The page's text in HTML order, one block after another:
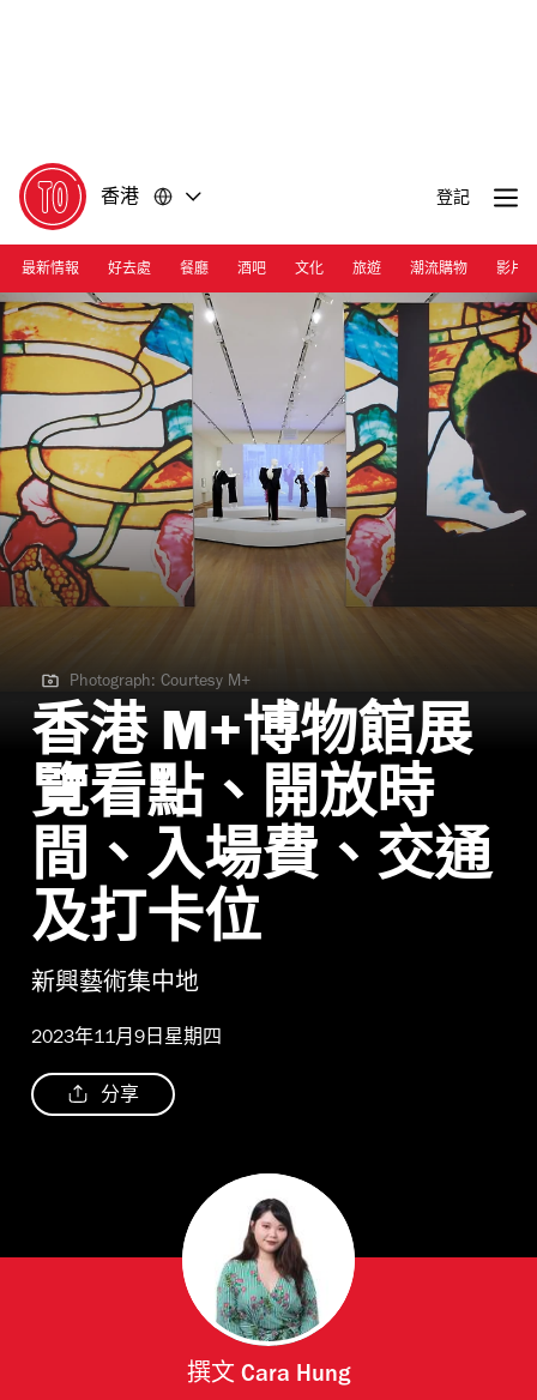
香港 登記
最新情報 好去處 餐廳 酒吧 文化 旅遊 潮流購物 影片
Photograph: Courtesy M+
Photograph: Courtesy M+
香港 M+博物館展
覽看點、開放時
間、入場費、交通
及打卡位
新興藝術集中地
2023年11月9日星期四
分享
撰文 Cara Hung